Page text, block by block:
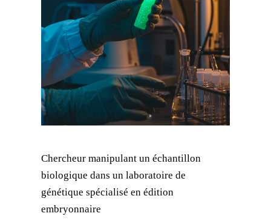
Chercheur manipulant un échantillon
biologique dans un laboratoire de
génétique spécialisé en édition
embryonnaire